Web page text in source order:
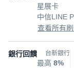
星展卡
中信LINE
查看所有
銀行回饋 台新銀行
最高 8%